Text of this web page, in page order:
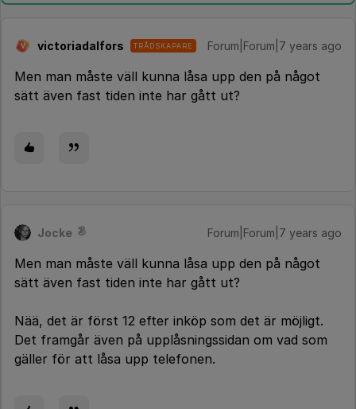
V victoriadalfors TRÅDSKAPARE Forum|Forum|7 years ago
Men man måste väll kunna låsa upp den på något
sätt även fast tiden inte har gått ut?
Jocke Forum|Forum|7 years ago
Men man måste väll kunna låsa upp den på något
sätt även fast tiden inte har gått ut?
Nää, det är först 12 efter inköp som det är möjligt.
Det framgår även på upplåsningssidan om vad som
gäller för att låsa upp telefonen.